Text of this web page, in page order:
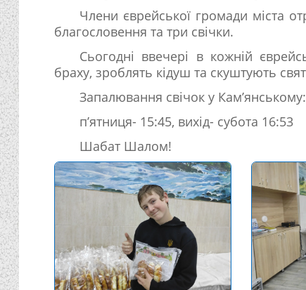
Члени єврейської громади міста
благословення та три свічки.
Сьогодні ввечері в кожній
браху, зроблять кідуш та скуштують
Запалювання свічок у Кам’янському:
п’ятниця- 15:45, вихід- субота 16:53
Шабат Шалом!